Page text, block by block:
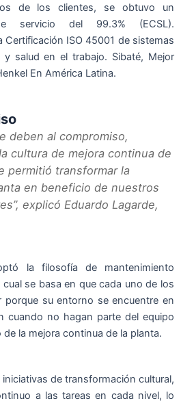
de los clientes, se obtuvo un
servicio del 99.3% (ECSL).
ISO 45001 de sistemas
salud en el trabajo. Sibaté, Mejor
En América Latina.
deben al compromiso,
cultura de mejora continua de
permitió transformar la
en beneficio de nuestros
explicó Eduardo Lagarde,
la filosofía de mantenimiento
se basa en que cada uno de los
porque su entorno se encuentre en
cuando no hagan parte del equipo
la mejora continua de la planta.
de transformación cultural,
a las tareas en cada nivel, lo